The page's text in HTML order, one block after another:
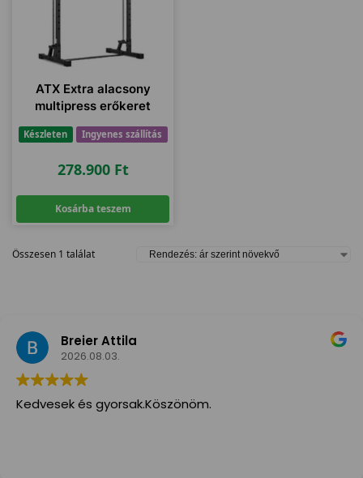
ATX Extra alacsony
multipress erőkeret
Készleten Ingyenes szállítás
278.900 Ft
Kosárba teszem
Összesen 1 találat
Breier Attila
2026.08.03.
Kedvesek és gyorsak.Köszönöm.